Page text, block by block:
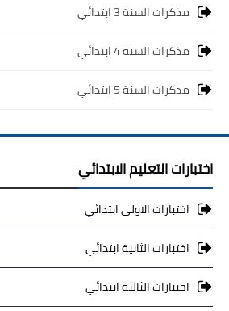
مذكرات السنة 3 ابتدائي
مذكرات السنة 4 ابتدائي
مذكرات السنة 5 ابتدائي
اختبارات التعليم الابتدائي
اختبارات الاولى ابتدائي
اختبارات الثانية ابتدائي
اختبارات الثالثة ابتدائي